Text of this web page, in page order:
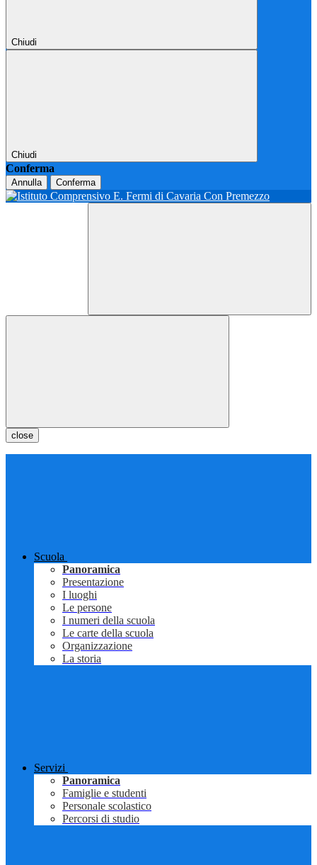
Chiudi
Chiudi
Conferma
Annulla Conferma
close
Scuola
Panoramica
Presentazione
I luoghi
Le persone
I numeri della scuola
Le carte della scuola
Organizzazione
La storia
Servizi
Panoramica
Famiglie e studenti
Personale scolastico
Percorsi di studio